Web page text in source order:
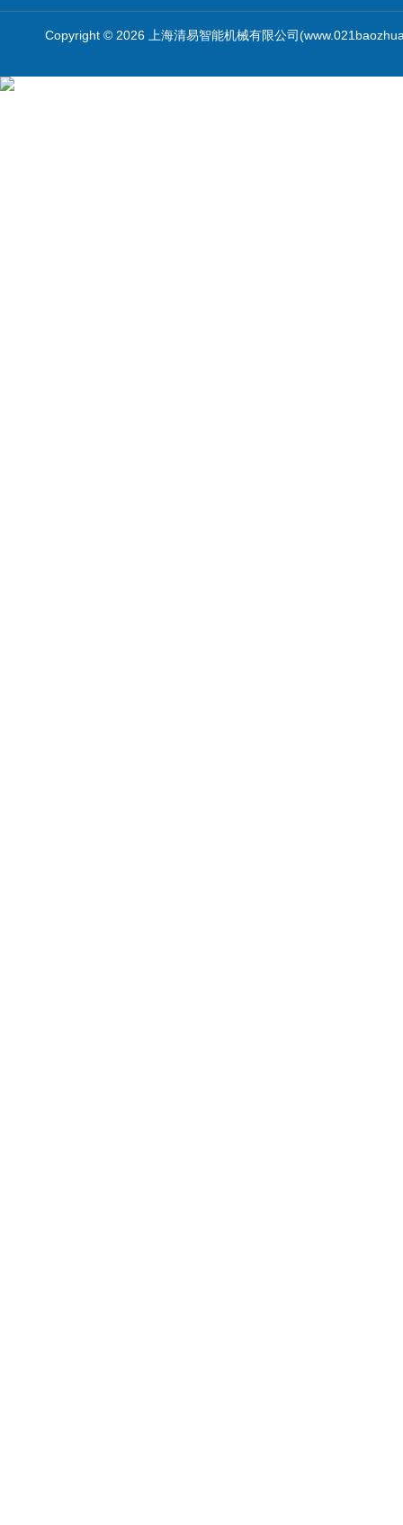
Copyright © 2026 上海清易智能机械有限公司